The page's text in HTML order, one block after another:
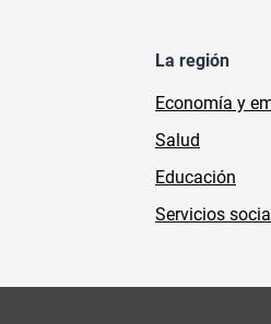
La región
Economía y
Salud
Educación
Servicios